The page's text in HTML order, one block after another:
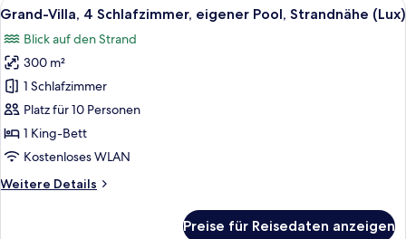
eigener
Strandnähe
(Lux)
Fotos
für
Grand-
Villa,
4 Schlafzimmer,
eigener
Pool,
(Lux)
13
Grand-Villa, 4 Schlafzimmer, eigener Pool, Strandnähe (Lux)
Blick auf den Strand
300 m²
1 Schlafzimmer
Platz für 10 Personen
1 King-Bett
Kostenloses WLAN
Weitere Details
Weitere
Preise für Reisedaten anzeigen